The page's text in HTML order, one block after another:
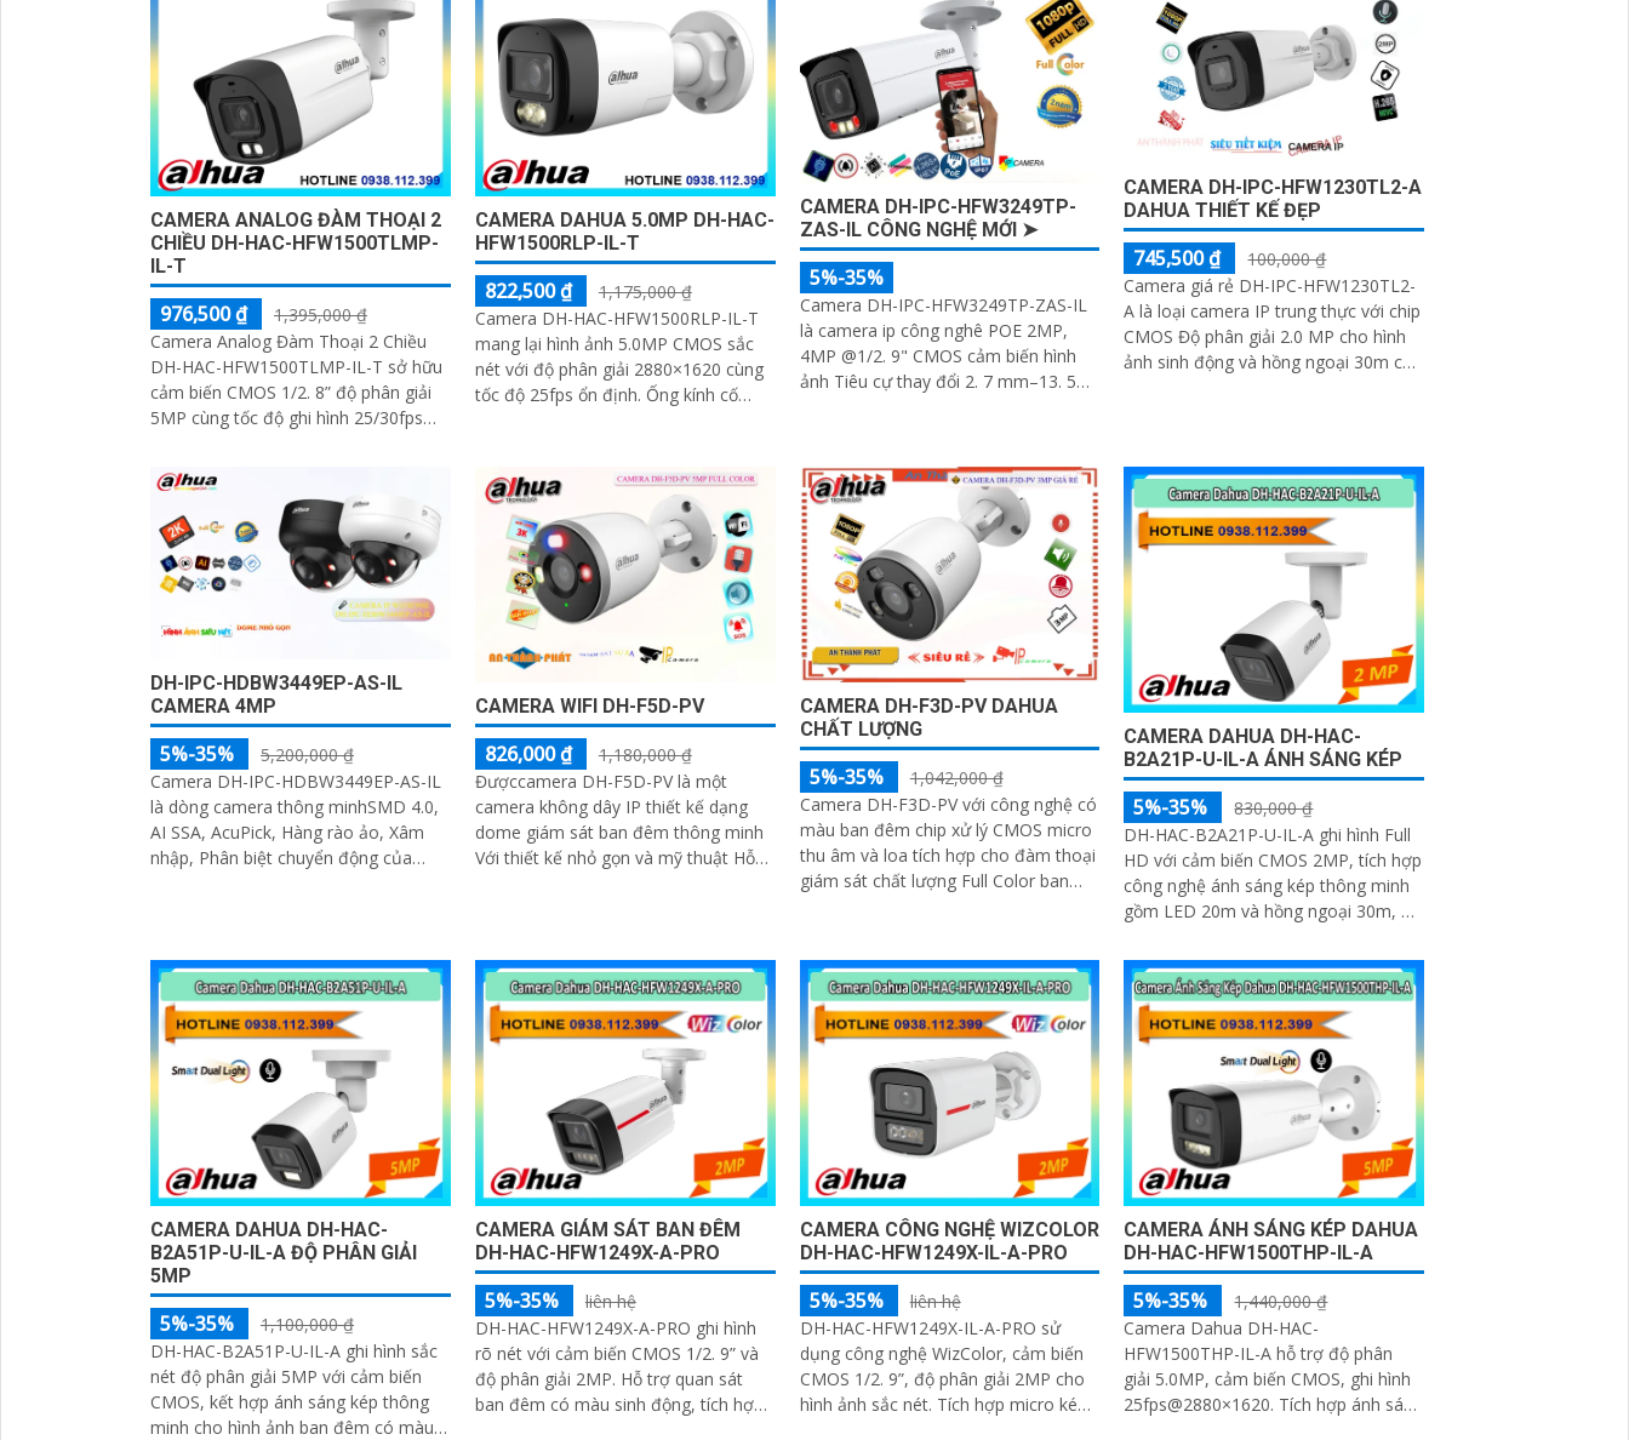
CAMERA ANALOG ĐÀM THOẠI 2
CHIỀU DH-HAC-HFW1500TLMP-
IL-T
976,500 ₫
1,395,000 ₫
Camera Analog Đàm Thoại 2 Chiều
DH-HAC-HFW1500TLMP-IL-T sở hữu
cảm biến CMOS 1/2. 8” độ phân giải
5MP cùng tốc độ ghi hình 25/30fps
định 3
CAMERA DAHUA 5.0MP DH-HAC-
HFW1500RLP-IL-T
822,500 ₫
1,175,000 ₫
Camera DH-HAC-HFW1500RLP-IL-T
mang lại hình ảnh 5.0MP CMOS sắc
nét với độ phân giải 2880×1620 cùng
tốc độ 25fps ổn định. Ống kính cố
CAMERA DH-IPC-HFW3249TP-
ZAS-IL CÔNG NGHỆ MỚI ➤
5%-35%
Camera DH-IPC-HFW3249TP-ZAS-IL
là camera ip công nghê POE 2MP,
4MP @1/2. 9" CMOS cảm biến hình
ảnh Tiêu cự thay đổi 2. 7 mm–13. 5
CAMERA DH-IPC-HFW1230TL2-A
DAHUA THIẾT KẾ ĐẸP
745,500 ₫
100,000 ₫
Camera giá rẻ DH-IPC-HFW1230TL2-
A là loại camera IP trung thực với chip
CMOS Độ phân giải 2.0 MP cho hình
ảnh sinh động và hồng ngoại 30m cho
DH-IPC-HDBW3449EP-AS-IL
CAMERA 4MP
5%-35%
5,200,000 ₫
Camera DH-IPC-HDBW3449EP-AS-IL
là dòng camera thông minhSMD 4.0,
AI SSA, AcuPick, Hàng rào ảo, Xâm
nhập, Phân biệt chuyển động của
giá cao về độ tin cậy và hiệu suất
CAMERA WIFI DH-F5D-PV
826,000 ₫
1,180,000 ₫
Đượccamera DH-F5D-PV là một
camera không dây IP thiết kế dạng
dome giám sát ban đêm thông minh
Với thiết kế nhỏ gọn và mỹ thuật Hỗ
trình
CAMERA DH-F3D-PV DAHUA
CHẤT LƯỢNG
5%-35%
1,042,000 ₫
Camera DH-F3D-PV với công nghệ có
màu ban đêm chip xử lý CMOS micro
thu âm và loa tích hợp cho đàm thoại
giám sát chất lượng Full Color ban
công nghệ IP Wifi kết nối dễ dàng
CAMERA DAHUA DH-HAC-
B2A21P-U-IL-A ÁNH SÁNG KÉP
5%-35%
830,000 ₫
DH-HAC-B2A21P-U-IL-A ghi hình Full
HD với cảm biến CMOS 2MP, tích hợp
công nghệ ánh sáng kép thông minh
gồm LED 20m và hồng ngoại 30m, hỗ
trợ 4 chế độ CVI/TVI/AHD/Analog,
micro tích hợp, vỏ kim loại IP67, hoạt
động từ -40°C đến +60°C
CAMERA DAHUA DH-HAC-
B2A51P-U-IL-A ĐỘ PHÂN GIẢI
5MP
5%-35%
1,100,000 ₫
DH-HAC-B2A51P-U-IL-A ghi hình sắc
nét độ phân giải 5MP với cảm biến
CMOS, kết hợp ánh sáng kép thông
minh cho hình ảnh ban đêm có màu.
CAMERA GIÁM SÁT BAN ĐÊM
DH-HAC-HFW1249X-A-PRO
5%-35%
liên hệ
DH-HAC-HFW1249X-A-PRO ghi hình
rõ nét với cảm biến CMOS 1/2. 9” và
độ phân giải 2MP. Hỗ trợ quan sát
ban đêm có màu sinh động, tích hợp
CAMERA CÔNG NGHỆ WIZCOLOR
DH-HAC-HFW1249X-IL-A-PRO
5%-35%
liên hệ
DH-HAC-HFW1249X-IL-A-PRO sử
dụng công nghệ WizColor, cảm biến
CMOS 1/2. 9”, độ phân giải 2MP cho
hình ảnh sắc nét. Tích hợp micro kép
CAMERA ÁNH SÁNG KÉP DAHUA
DH-HAC-HFW1500THP-IL-A
5%-35%
1,440,000 ₫
Camera Dahua DH-HAC-
HFW1500THP-IL-A hỗ trợ độ phân
giải 5.0MP, cảm biến CMOS, ghi hình
25fps@2880×1620. Tích hợp ánh sáng